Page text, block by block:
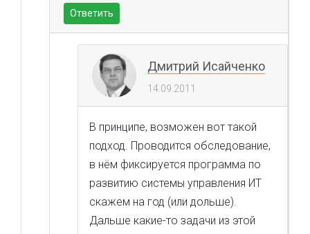
Ответить
Дмитрий Исайченко
14.09.2011
В принципе, возможен вот такой
подход. Проводится обследование,
в нём фиксируется программа по
развитию системы управления ИТ
скажем на год (или дольше).
Дальше какие-то задачи из этой